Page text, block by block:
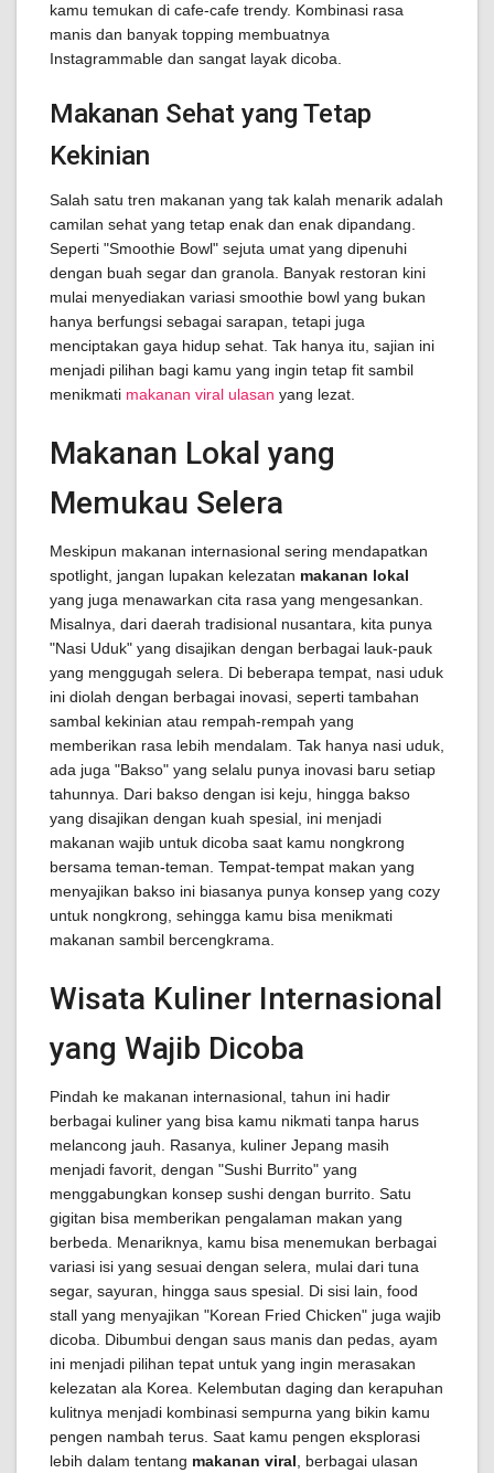
kamu temukan di cafe-cafe trendy. Kombinasi rasa
manis dan banyak topping membuatnya
Instagrammable dan sangat layak dicoba.
Makanan Sehat yang Tetap
Kekinian
Salah satu tren makanan yang tak kalah menarik adalah
camilan sehat yang tetap enak dan enak dipandang.
Seperti "Smoothie Bowl" sejuta umat yang dipenuhi
dengan buah segar dan granola. Banyak restoran kini
mulai menyediakan variasi smoothie bowl yang bukan
hanya berfungsi sebagai sarapan, tetapi juga
menciptakan gaya hidup sehat. Tak hanya itu, sajian ini
menjadi pilihan bagi kamu yang ingin tetap fit sambil
menikmati makanan viral ulasan yang lezat.
Makanan Lokal yang
Memukau Selera
Meskipun makanan internasional sering mendapatkan
spotlight, jangan lupakan kelezatan makanan lokal
yang juga menawarkan cita rasa yang mengesankan.
Misalnya, dari daerah tradisional nusantara, kita punya
"Nasi Uduk" yang disajikan dengan berbagai lauk-pauk
yang menggugah selera. Di beberapa tempat, nasi uduk
ini diolah dengan berbagai inovasi, seperti tambahan
sambal kekinian atau rempah-rempah yang
memberikan rasa lebih mendalam. Tak hanya nasi uduk,
ada juga "Bakso" yang selalu punya inovasi baru setiap
tahunnya. Dari bakso dengan isi keju, hingga bakso
yang disajikan dengan kuah spesial, ini menjadi
makanan wajib untuk dicoba saat kamu nongkrong
bersama teman-teman. Tempat-tempat makan yang
menyajikan bakso ini biasanya punya konsep yang cozy
untuk nongkrong, sehingga kamu bisa menikmati
makanan sambil bercengkrama.
Wisata Kuliner Internasional
yang Wajib Dicoba
Pindah ke makanan internasional, tahun ini hadir
berbagai kuliner yang bisa kamu nikmati tanpa harus
melancong jauh. Rasanya, kuliner Jepang masih
menjadi favorit, dengan "Sushi Burrito" yang
menggabungkan konsep sushi dengan burrito. Satu
gigitan bisa memberikan pengalaman makan yang
berbeda. Menariknya, kamu bisa menemukan berbagai
variasi isi yang sesuai dengan selera, mulai dari tuna
segar, sayuran, hingga saus spesial. Di sisi lain, food
stall yang menyajikan "Korean Fried Chicken" juga wajib
dicoba. Dibumbui dengan saus manis dan pedas, ayam
ini menjadi pilihan tepat untuk yang ingin merasakan
kelezatan ala Korea. Kelembutan daging dan kerapuhan
kulitnya menjadi kombinasi sempurna yang bikin kamu
pengen nambah terus. Saat kamu pengen eksplorasi
lebih dalam tentang makanan viral , berbagai ulasan